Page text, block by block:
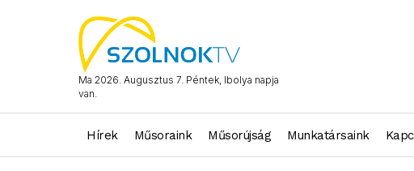
Ma 2026. Augusztus 7. Péntek, Ibolya napja
van.
Hírek Műsoraink Műsorújság Munkatársaink